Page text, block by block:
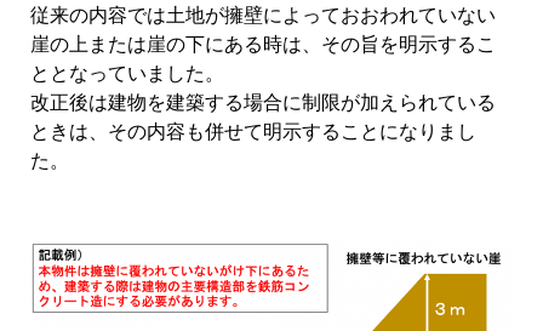
従来の内容では土地が擁壁によっておおわれていない
崖の上または崖の下にある時は、その旨を明示するこ
ととなっていました。
改正後は建物を建築する場合に制限が加えられている
ときは、その内容も併せて明示することになりまし
た。